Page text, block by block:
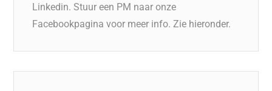
Linkedin. Stuur een PM naar onze
Facebookpagina voor meer info. Zie hieronder.